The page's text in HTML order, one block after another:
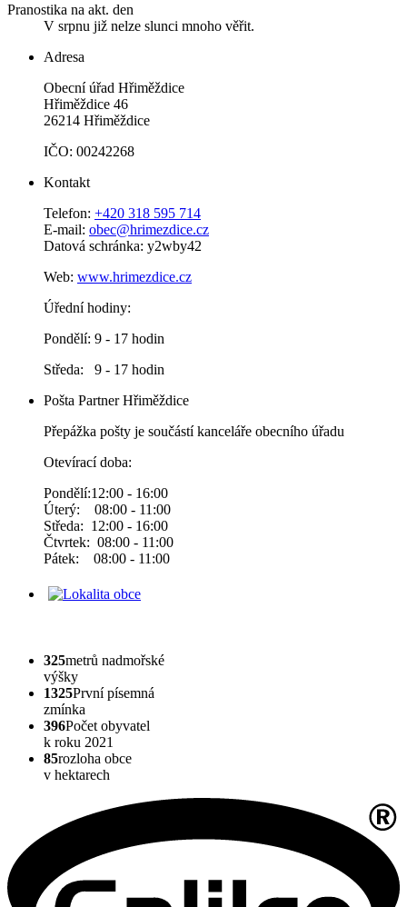
Pranostika na akt. den
V srpnu již nelze slunci mnoho věřit.
Adresa
Obecní úřad Hřiměždice
Hřiměždice 46
26214 Hřiměždice
IČO: 00242268
Kontakt
Telefon: +420 318 595 714
E-mail: obec@hrimezdice.cz
Datová schránka: y2wby42
Web: www.hrimezdice.cz
Úřední hodiny:
Pondělí: 9 - 17 hodin
Středa: 9 - 17 hodin
Pošta Partner Hřiměždice
Přepážka pošty je součástí kanceláře obecního úřadu
Otevírací doba:
Pondělí:12:00 - 16:00
Úterý: 08:00 - 11:00
Středa: 12:00 - 16:00
Čtvrtek: 08:00 - 11:00
Pátek: 08:00 - 11:00
325metrů nadmořské
výšky
1325První písemná
zmínka
396Počet obyvatel
k roku 2021
85rozloha obce
v hektarech